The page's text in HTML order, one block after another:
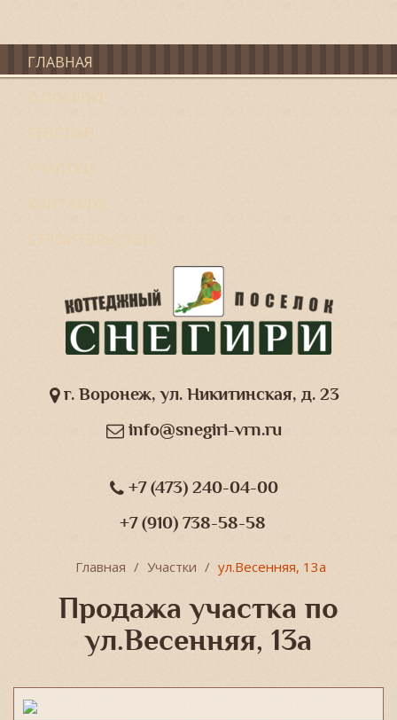
ГЛАВНАЯ
О ПОСЕЛКЕ
ГЕНПЛАН
УЧАСТКИ
КОНТАКТЫ
СТРОИТЕЛЬСТВО
г. Воронеж, ул. Никитинская, д. 23
info@snegiri-vrn.ru
+7 (473) 240-04-00
+7 (910) 738-58-58
Главная Участки ул.Весенняя, 13а
Продажа участка по
ул.Весенняя, 13а